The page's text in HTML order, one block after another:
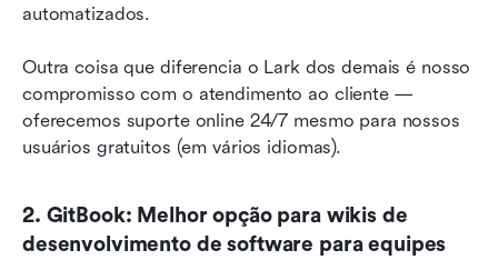
automatizados.
Outra coisa que diferencia o Lark dos demais é nosso
compromisso com o atendimento ao cliente —
oferecemos suporte online 24/7 mesmo para nossos
usuários gratuitos (em vários idiomas).
2. GitBook: Melhor opção para wikis de
desenvolvimento de software para equipes